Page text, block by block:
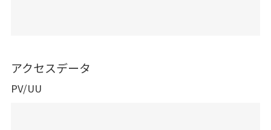
アクセスデータ
PV/UU